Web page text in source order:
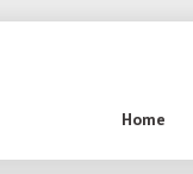
NavigationHome